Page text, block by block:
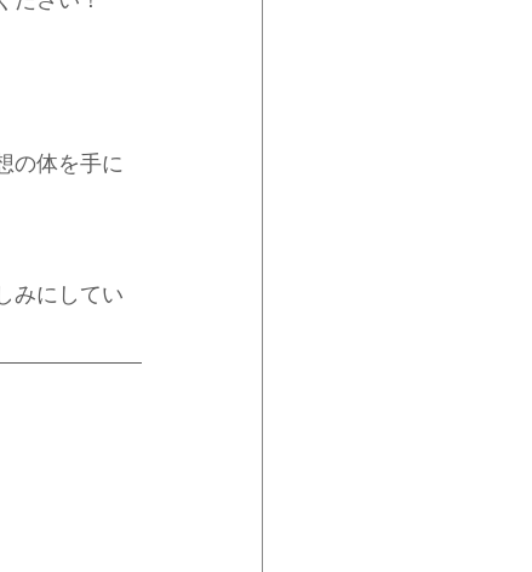
の体を手に
みにしてい